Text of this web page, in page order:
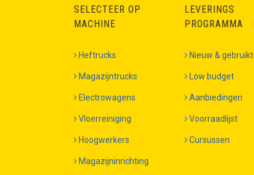
SELECTEER OP
MACHINE
Heftrucks
Magazijntrucks
Electrowagens
Vloerreiniging
Hoogwerkers
Magazijninrichting
LEVERINGS
PROGRAMMA
Nieuw & gebruikt
Low budget
Aanbiedingen
Voorraadlijst
Cursussen